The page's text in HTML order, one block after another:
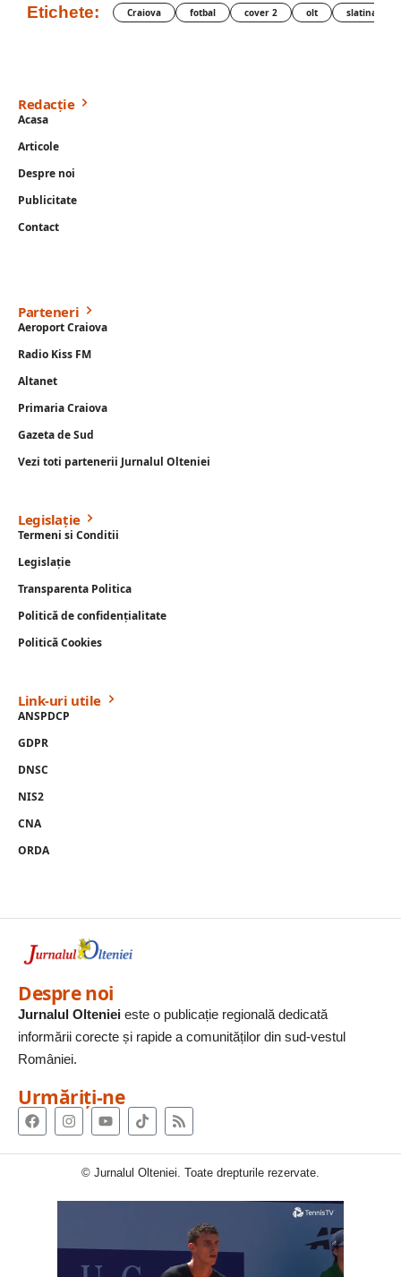
Etichete: Craiova fotbal cover 2 olt slatina
Redacție
Acasa
Articole
Despre noi
Publicitate
Contact
Parteneri
Aeroport Craiova
Radio Kiss FM
Altanet
Primaria Craiova
Gazeta de Sud
Vezi toti partenerii Jurnalul Olteniei
Legislație
Termeni si Conditii
Legislație
Transparenta Politica
Politică de confidențialitate
Politică Cookies
Link-uri utile
ANSPDCP
GDPR
DNSC
NIS2
CNA
ORDA
Despre noi
Jurnalul Olteniei este o publicație regională dedicată
informării corecte și rapide a comunităților din sud-vestul
României.
Urmăriți-ne
© Jurnalul Olteniei. Toate drepturile rezervate.